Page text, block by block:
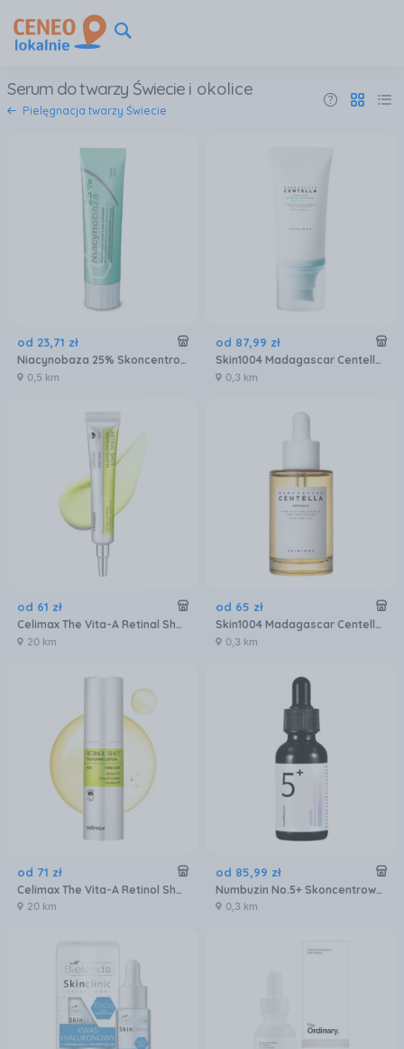
Serum do twarzy Świecie i okolice
Pielęgnacja twarzy Świecie
od 23,71 zł
Niacynobaza 25% Skoncentrowane serum z niacynamidem 30g
0,5 km
od 87,99 zł
Skin1004 Madagascar Centella Hyalu Cica Water Fit Sun Spf50 Lekkie Serum Przeciwsłoneczne Do Twarzy 50ml
0,3 km
od 61 zł
Celimax The Vita-A Retinal Shot Tightening Booster Napinający 15Ml
20 km
od 65 zł
Skin1004 Madagascar Centella Ampoule Serum Do Twarzy 55ml
0,3 km
od 71 zł
Celimax The Vita-A Retinol Shot Wygładzające serum do twarzy z retinolem 30ml
20 km
od 85,99 zł
Numbuzin No.5+ Skoncentrowane Serum Witaminowe Na Przebarwienia 30ml
0,3 km